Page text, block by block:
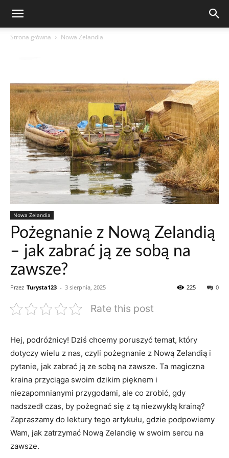
Strona główna Nowa Zelandia
Nowa Zelandia
Pożegnanie z Nową Zelandią
– jak zabrać ją ze sobą na
zawsze?
Przez Turysta123 - 3 sierpnia, 2025 0
225
Rate this post
Hej, podróżnicy! Dziś chcemy poruszyć temat, który
dotyczy wielu⁤ z‌ nas, czyli pożegnanie z Nową Zelandią i
⁢pytanie, jak zabrać ją ⁤ze sobą na zawsze. Ta‍ magiczna
kraina przyciąga swoim dzikim pięknem‍ i
niezapomnianymi przygodami, ale co ⁣zrobić, gdy
nadszedł czas, by pożegnać się z ⁣tą‌ niezwykłą krainą?
Zapraszamy do lektury tego artykułu, gdzie⁤ podpowiemy
Wam, jak zatrzymać Nową Zelandię ‍w swoim sercu ‍na
zawsze.